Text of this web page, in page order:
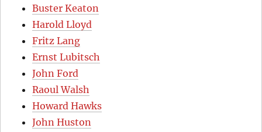
Buster Keaton
Harold Lloyd
Fritz Lang
Ernst Lubitsch
John Ford
Raoul Walsh
Howard Hawks
John Huston